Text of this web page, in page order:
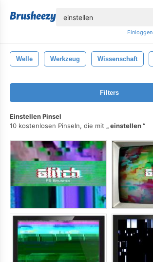
Einloggen
Welle Werkzeug Wissenschaft
Filters
Einstellen Pinsel
10 kostenlosen Pinseln, die mit
einstellen